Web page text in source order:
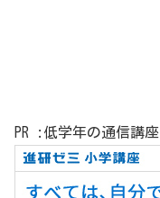
PR :低学年の通信講座